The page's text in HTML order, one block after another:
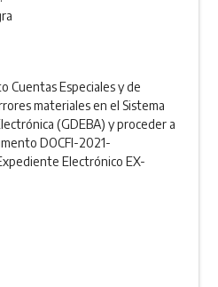
Cuentas Especiales y de
materiales en el Sistema
(GDEBA) y proceder a
DOCFI-2021-
Electrónico EX-